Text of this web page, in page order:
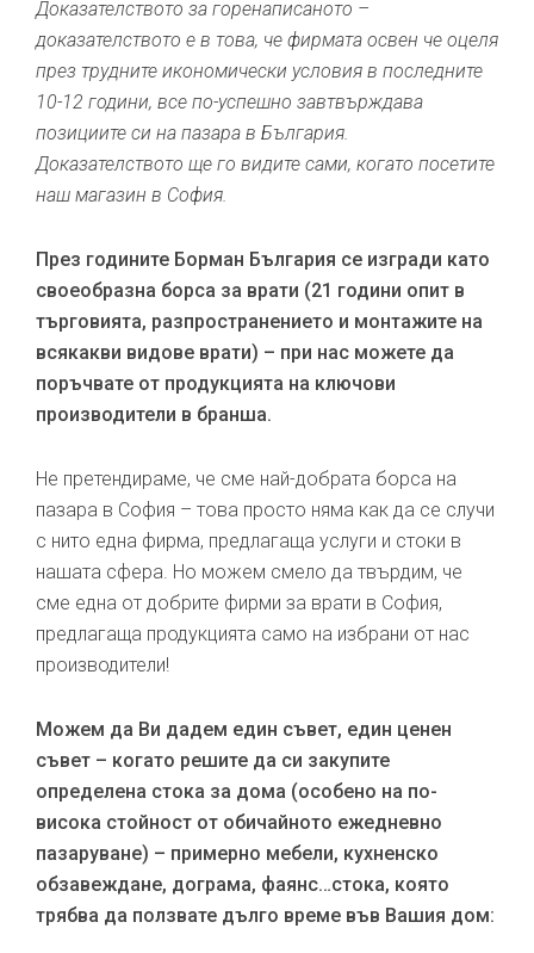
Доказателството за горенаписаното –
доказателството е в това, че фирмата освен че оцеля
през трудните икономически условия в последните
10-12 години, все по-успешно завтвърждава
позициите си на пазара в България.
Доказателството ще го видите сами, когато посетите
наш магазин в София.
През годините Борман България се изгради като
своеобразна борса за врати (21 години опит в
търговията, разпространението и монтажите на
всякакви видове врати) – при нас можете да
поръчвате от продукцията на ключови
производители в бранша.
Не претендираме, че сме най-добрата борса на
пазара в София – това просто няма как да се случи
с нито една фирма, предлагаща услуги и стоки в
нашата сфера. Но можем смело да твърдим, че
сме една от добрите фирми за врати в София,
предлагаща продукцията само на избрани от нас
производители!
Можем да Ви дадем един съвет, един ценен
съвет – когато решите да си закупите
определена стока за дома (особено на по-
висока стойност от обичайното ежедневно
пазаруване) – примерно мебели, кухненско
обзавеждане, дограма, фаянс…стока, която
трябва да ползвате дълго време във Вашия дом: